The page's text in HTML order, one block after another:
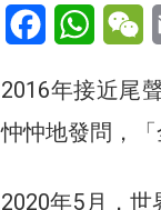
Facebook
2016年接近尾
忡忡地發問，
2020年5月，